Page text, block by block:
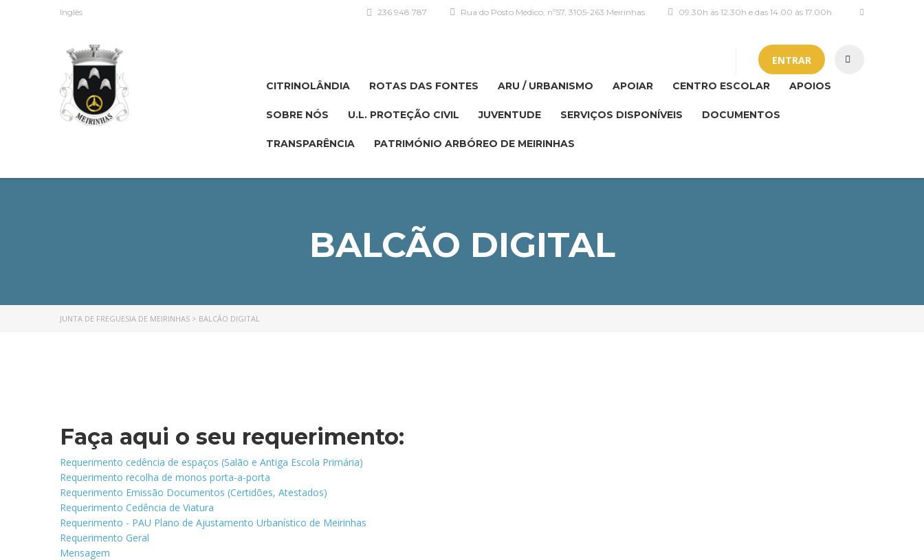
Inglês 09.30h às 12.30h e das 14.00 às 17.00h
Rua do Posto Médico, nº57, 3105-263 Meirinhas
236 948 787
ENTRAR
CITRINOLÂNDIA ROTAS DAS FONTES ARU / URBANISMO APOIAR CENTRO ESCOLAR APOIOS
SOBRE NÓS U.L. PROTEÇÃO CIVIL JUVENTUDE SERVIÇOS DISPONÍVEIS DOCUMENTOS
TRANSPARÊNCIA PATRIMÓNIO ARBÓREO DE MEIRINHAS
BALCÃO DIGITAL
JUNTA DE FREGUESIA DE MEIRINHAS > BALCÃO DIGITAL
Faça aqui o seu requerimento:
Requerimento cedência de espaços (Salão e Antiga Escola Primária)
Requerimento recolha de monos porta-a-porta
Requerimento Emissão Documentos (Certidões, Atestados)
Requerimento Cedência de Viatura
Requerimento - PAU Plano de Ajustamento Urbanístico de Meirinhas
Requerimento Geral
Mensagem